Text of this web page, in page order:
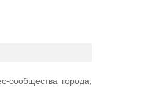
сообщества города,